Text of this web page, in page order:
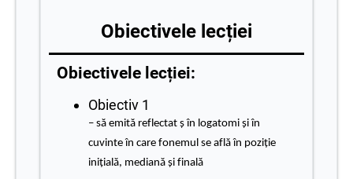
Obiectivele lecției
Obiectivele lecției:
Obiectiv 1
– să emită reflectat ş în logatomi şi în
cuvinte în care fonemul se află în poziţie
iniţială, mediană şi finală